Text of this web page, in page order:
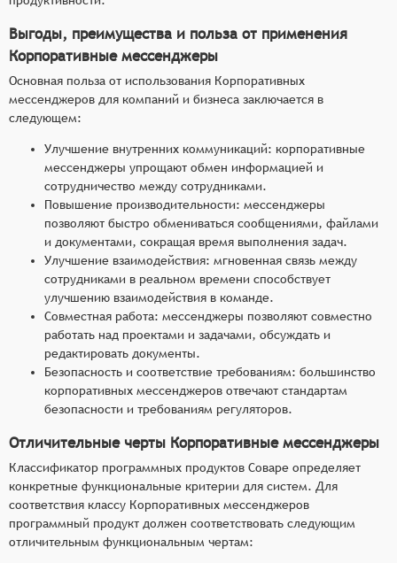
Выгоды, преимущества и польза от применения
Корпоративные мессенджеры
Основная польза от использования Корпоративных
мессенджеров для компаний и бизнеса заключается в
следующем:
Улучшение внутренних коммуникаций: корпоративные
мессенджеры упрощают обмен информацией и
сотрудничество между сотрудниками.
Повышение производительности: мессенджеры
позволяют быстро обмениваться сообщениями, файлами
и документами, сокращая время выполнения задач.
Улучшение взаимодействия: мгновенная связь между
сотрудниками в реальном времени способствует
улучшению взаимодействия в команде.
Совместная работа: мессенджеры позволяют совместно
работать над проектами и задачами, обсуждать и
редактировать документы.
Безопасность и соответствие требованиям: большинство
корпоративных мессенджеров отвечают стандартам
безопасности и требованиям регуляторов.
Отличительные черты Корпоративные мессенджеры
Классификатор программных продуктов Соваре определяет
конкретные функциональные критерии для систем. Для
соответствия классу Корпоративных мессенджеров
программный продукт должен соответствовать следующим
отличительным функциональным чертам: